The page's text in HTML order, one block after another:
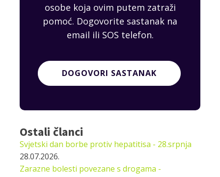
osobe koja ovim putem zatraži
pomoć. Dogovorite sastanak na
email ili SOS telefon.
DOGOVORI SASTANAK
Ostali članci
Svjetski dan borbe protiv hepatitisa - 28.srpnja
28.07.2026.
Zarazne bolesti povezane s drogama -